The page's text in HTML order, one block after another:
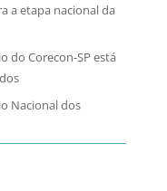
a etapa nacional da
do Corecon-SP está
Nacional dos